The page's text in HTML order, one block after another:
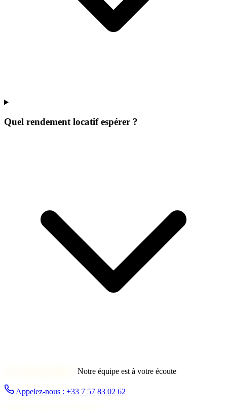
Quel rendement locatif espérer ?
Notre équipe est à votre écoute
Appelez-nous : +33 7 57 83 02 62